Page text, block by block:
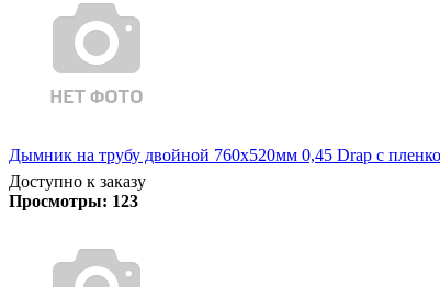
Дымник на трубу двойной 760х520мм 0,45 Drap с
Доступно к заказу
Просмотры: 123